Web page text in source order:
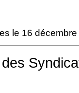
le 16 décembre